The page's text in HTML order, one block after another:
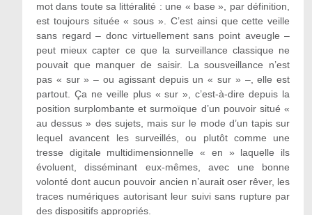
mot dans toute sa littéralité : une « base », par définition,
est toujours située « sous ». C’est ainsi que cette veille
sans regard – donc virtuellement sans point aveugle –
peut mieux capter ce que la surveillance classique ne
pouvait que manquer de saisir. La sousveillance n’est
pas « sur » – ou agissant depuis un « sur » –, elle est
partout. Ça ne veille plus « sur », c’est-à-dire depuis la
position surplombante et surmoïque d’un pouvoir situé «
au dessus » des sujets, mais sur le mode d’un tapis sur
lequel avancent les surveillés, ou plutôt comme une
tresse digitale multidimensionnelle « en » laquelle ils
évoluent, disséminant eux-mêmes, avec une bonne
volonté dont aucun pouvoir ancien n’aurait oser rêver, les
traces numériques autorisant leur suivi sans rupture par
des dispositifs appropriés.